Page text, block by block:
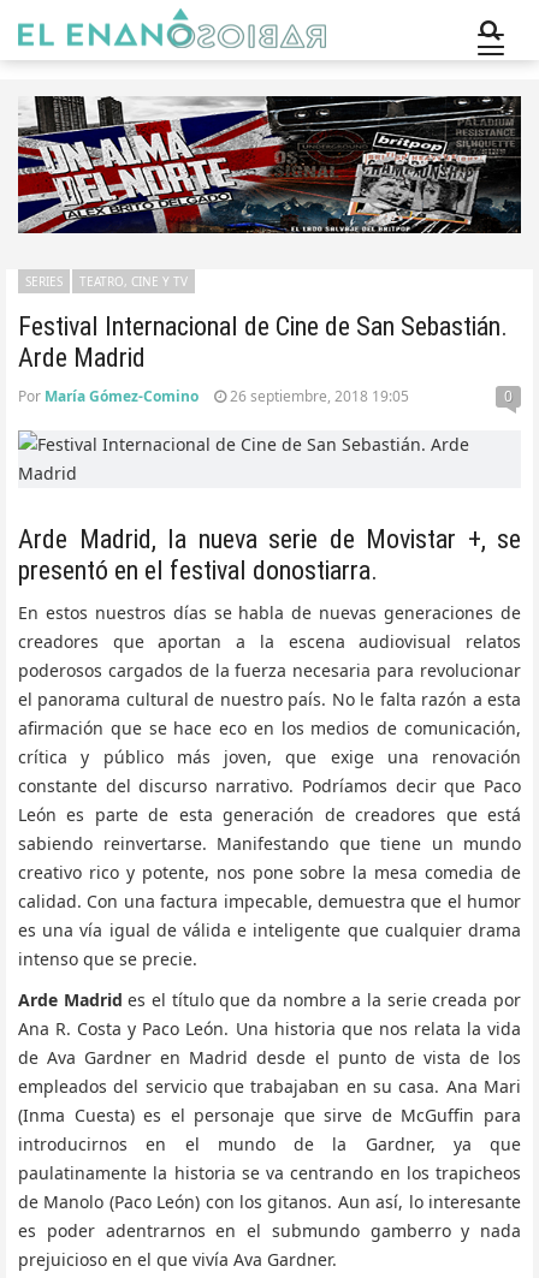
Festival Internacional de Cine de San Sebastián.
Arde Madrid
SERIES TEATRO, CINE Y TV
Por María Gómez-Comino 26 septiembre, 2018 19:05 0
Arde Madrid, la nueva serie de Movistar +, se
presentó en el festival donostiarra.
En estos nuestros días se habla de nuevas generaciones de
creadores que aportan a la escena audiovisual relatos
poderosos cargados de la fuerza necesaria para revolucionar
el panorama cultural de nuestro país. No le falta razón a esta
afirmación que se hace eco en los medios de comunicación,
crítica y público más joven, que exige una renovación
constante del discurso narrativo. Podríamos decir que Paco
León es parte de esta generación de creadores que está
sabiendo reinvertarse. Manifestando que tiene un mundo
creativo rico y potente, nos pone sobre la mesa comedia de
calidad. Con una factura impecable, demuestra que el humor
es una vía igual de válida e inteligente que cualquier drama
intenso que se precie.
Arde Madrid es el título que da nombre a la serie creada por
Ana R. Costa y Paco León. Una historia que nos relata la vida
de Ava Gardner en Madrid desde el punto de vista de los
empleados del servicio que trabajaban en su casa. Ana Mari
(Inma Cuesta) es el personaje que sirve de McGuffin para
introducirnos en el mundo de la Gardner, ya que
paulatinamente la historia se va centrando en los trapicheos
de Manolo (Paco León) con los gitanos. Aun así, lo interesante
es poder adentrarnos en el submundo gamberro y nada
prejuicioso en el que vivía Ava Gardner.